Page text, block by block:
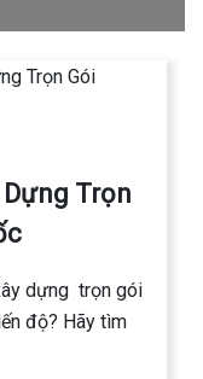
Trọn
dựng trọn gói
độ? Hãy tìm